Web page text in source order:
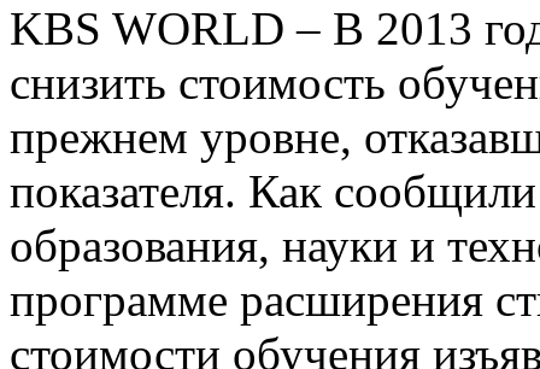
KBS WORLD – В 2013
снизить стоимость
прежнем уровне,
показателя. Как
образования, науки и
программе расширения
стоимости обучения